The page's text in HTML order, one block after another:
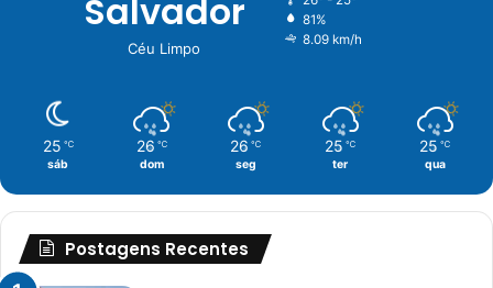
Salvador
Céu Limpo
81%
8.09 km/h
25 ℃
sáb
26 ℃
dom
26 ℃
seg
25 ℃
ter
25 ℃
qua
Postagens Recentes